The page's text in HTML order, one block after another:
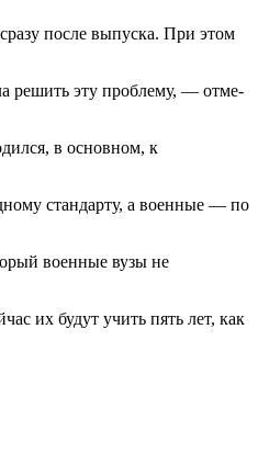
после выпуска. При этом
решить эту проблему, — отме-
в основном, к
стандарту, а военные — по
военные вузы не
их будут учить пять лет, как